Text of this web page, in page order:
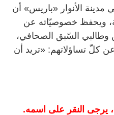
مدينة الأنوار «باريس» أن
ويحفظ خصوصيّاته عن
وطالبي السّبق الصحافي،
كلّ تساؤلاتهم: «تريد أن
يرجى النقر على اسمه.